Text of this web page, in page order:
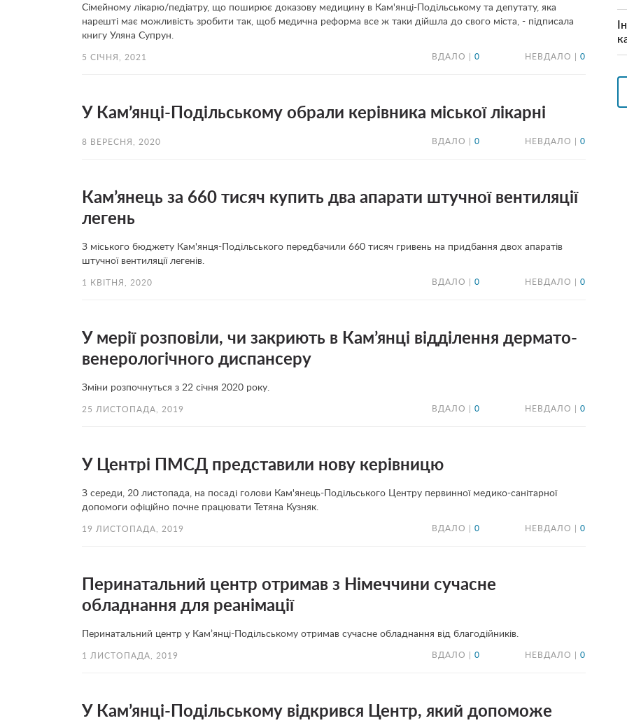
Сімейному лікарю/педіатру, що поширює доказову медицину в Кам'янці-Подільському та депутату, яка
нарешті має можливість зробити так, щоб медична реформа все ж таки дійшла до свого міста, - підписала
книгу Уляна Супрун.
5 СІЧНЯ, 2021 ВДАЛО | 0 НЕВДАЛО | 0
У Кам’янці-Подільському обрали керівника міської лікарні
8 ВЕРЕСНЯ, 2020 ВДАЛО | 0 НЕВДАЛО | 0
Кам’янець за 660 тисяч купить два апарати штучної вентиляції
легень
З міського бюджету Кам'янця-Подільського передбачили 660 тисяч гривень на придбання двох апаратів
штучної вентиляції легенів.
1 КВІТНЯ, 2020 ВДАЛО | 0 НЕВДАЛО | 0
У мерії розповіли, чи закриють в Кам’янці відділення дермато-
венерологічного диспансеру
Зміни розпочнуться з 22 січня 2020 року.
25 ЛИСТОПАДА, 2019 ВДАЛО | 0 НЕВДАЛО | 0
У Центрі ПМСД представили нову керівницю
З середи, 20 листопада, на посаді голови Кам'янець-Подільського Центру первинної медико-санітарної
допомоги офіційно почне працювати Тетяна Кузняк.
19 ЛИСТОПАДА, 2019 ВДАЛО | 0 НЕВДАЛО | 0
Перинатальний центр отримав з Німеччини сучасне
обладнання для реанімації
Перинатальний центр у Кам’янці-Подільському отримав сучасне обладнання від благодійників.
1 ЛИСТОПАДА, 2019 ВДАЛО | 0 НЕВДАЛО | 0
У Кам’янці-Подільському відкрився Центр, який допоможе